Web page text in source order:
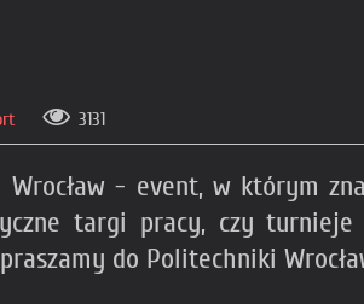
3131
- event, w którym
targi pracy, czy
do Politechniki